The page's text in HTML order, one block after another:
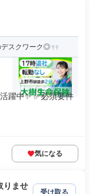
スクワーク◎
躍中✨ ✅必須要件
気になる
りませ
受け取る